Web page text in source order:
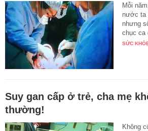
Mỗi
nước ta
nhưng
chục ca
tạng…
SỨC
Suy gan cấp ở trẻ, cha mẹ
thường!
Không